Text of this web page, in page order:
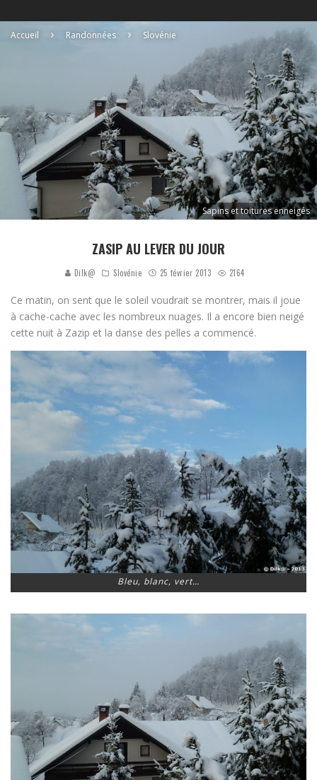
Accueil Randonnées Slovénie
Sapins et toitures enneigés
ZASIP AU LEVER DU JOUR
Dilk@ Slovénie 25 février 2013 2164
Ce matin, on sent que le soleil voudrait se montrer, mais il joue
à cache-cache avec les nombreux nuages. Il a encore bien neigé
cette nuit à Zazip et la danse des pelles a commencé.
Bleu, blanc, vert…